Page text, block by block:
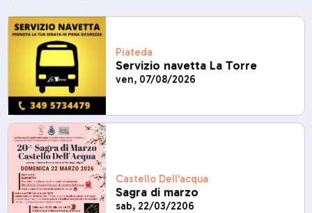
Piateda
Servizio navetta La Torre
ven, 07/08/2026
Castello Dell'acqua
Sagra di marzo
sab, 22/03/2206